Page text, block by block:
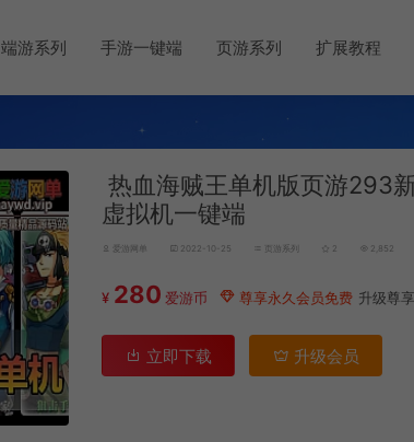
端游系列 手游一键端 页游系列 扩展教程
热血海贼王单机版页游293
虚拟机一键端
爱游网单 2022-10-25 页游系列 2 2,852
¥ 280 爱游币 尊享永久会员免费 升级尊
立即下载 升级会员